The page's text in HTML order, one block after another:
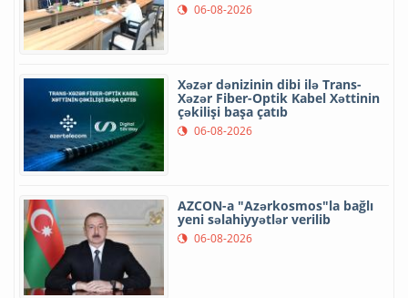
06-08-2026
Xəzər dənizinin dibi ilə Trans-
Xəzər Fiber-Optik Kabel Xəttinin
çəkilişi başa çatıb
06-08-2026
AZCON-a "Azərkosmos"la bağlı
yeni səlahiyyətlər verilib
06-08-2026